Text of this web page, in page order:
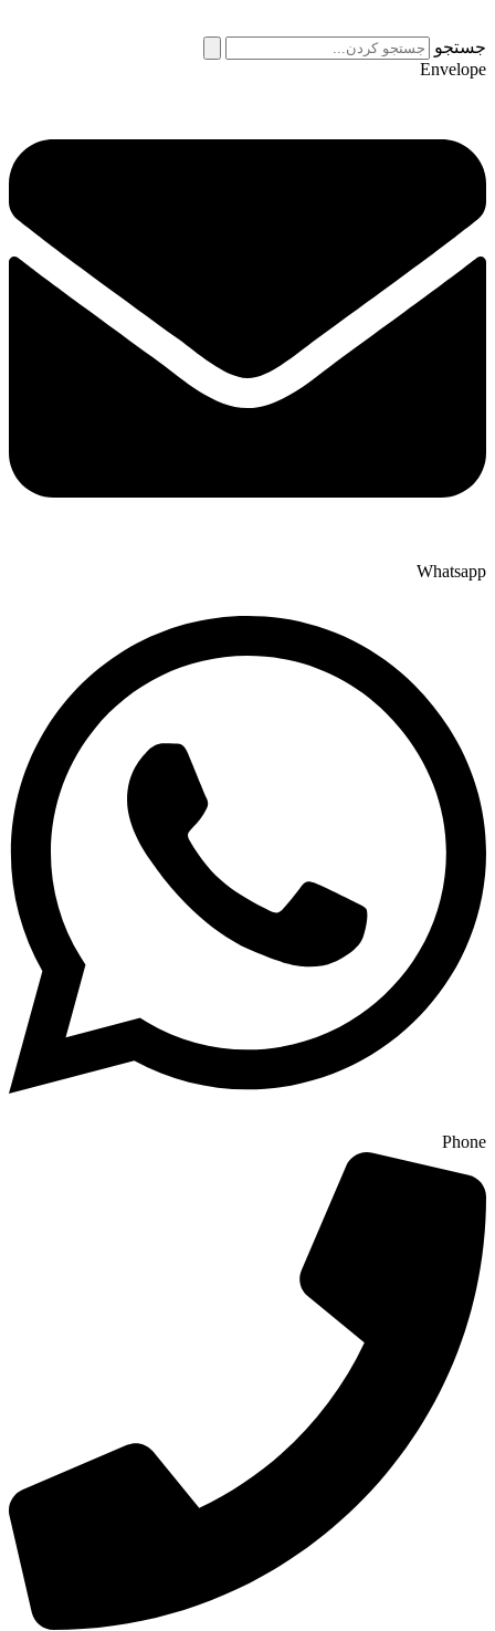
جستجو
Envelope
Whatsapp
Phone